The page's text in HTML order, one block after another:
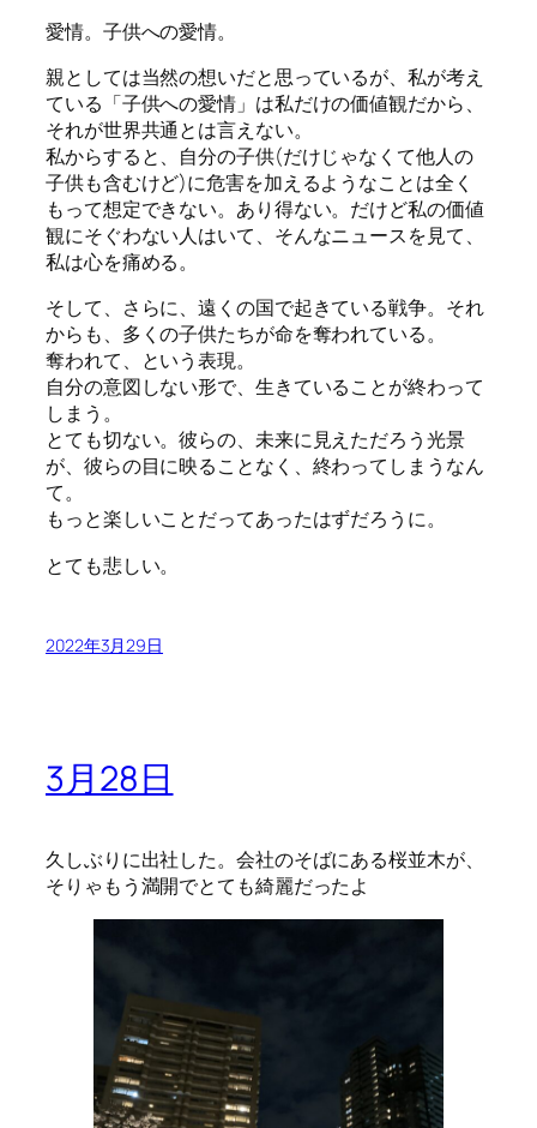
愛情。子供への愛情。
親としては当然の想いだと思っているが、私が考え
ている「子供への愛情」は私だけの価値観だから、
それが世界共通とは言えない。
私からすると、自分の子供(だけじゃなくて他人の
子供も含むけど)に危害を加えるようなことは全く
もって想定できない。あり得ない。だけど私の価値
観にそぐわない人はいて、そんなニュースを見て、
私は心を痛める。
そして、さらに、遠くの国で起きている戦争。それ
からも、多くの子供たちが命を奪われている。
奪われて、という表現。
自分の意図しない形で、生きていることが終わって
しまう。
とても切ない。彼らの、未来に見えただろう光景
が、彼らの目に映ることなく、終わってしまうなん
て。
もっと楽しいことだってあったはずだろうに。
とても悲しい。
2022年3月29日
3月28日
久しぶりに出社した。会社のそばにある桜並木が、
そりゃもう満開でとても綺麗だったよ